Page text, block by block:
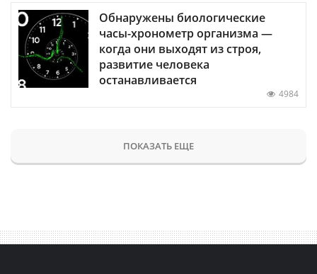
Обнаружены биологические
часы-хронометр организма —
когда они выходят из строя,
развитие человека
останавливается
4984
ПОКАЗАТЬ ЕЩЕ